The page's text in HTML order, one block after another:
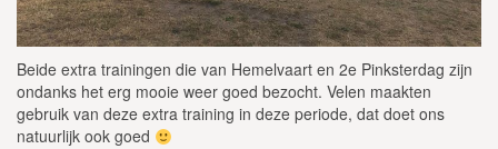
Beide extra trainingen die van Hemelvaart en 2e Pinksterdag zijn
ondanks het erg mooie weer goed bezocht. Velen maakten
gebruik van deze extra training in deze periode, dat doet ons
natuurlijk ook goed